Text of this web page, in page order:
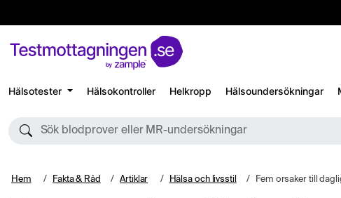
Hälsotester Hälsokontroller Helkropp Hälsoundersökningar
Sök blodprover eller MR-undersökningar
Hem Fakta & Råd Artiklar Hälsa och livsstil Fem orsaker till dagliga magsmärtor